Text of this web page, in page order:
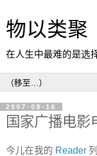
物以类聚
在人生中最难的是选
2007-08-16
国家广播电影
今儿在我的 Reader